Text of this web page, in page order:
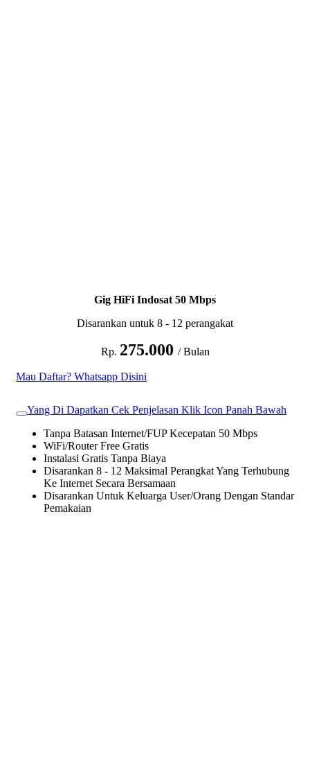
Gig HiFi Indosat 50 Mbps
Disarankan untuk 8 - 12 perangakat
Rp. 275.000 / Bulan
Mau Daftar? Whatsapp Disini
Yang Di Dapatkan Cek Penjelasan Klik Icon Panah Bawah
Tanpa Batasan Internet/FUP Kecepatan 50 Mbps
WiFi/Router Free Gratis
Instalasi Gratis Tanpa Biaya
Disarankan 8 - 12 Maksimal Perangkat Yang Terhubung
Ke Internet Secara Bersamaan
Disarankan Untuk Keluarga User/Orang Dengan Standar
Pemakaian